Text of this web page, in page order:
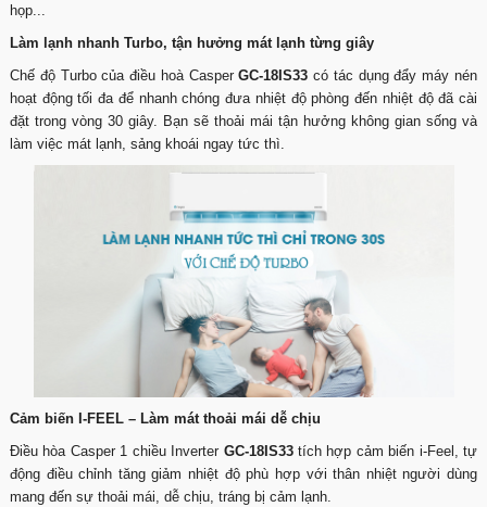
họp...
Làm lạnh nhanh Turbo, tận hưởng mát lạnh từng giây
Chế độ Turbo của điều hoà CasperGC-18IS33 có tác dụng đẩy máy nén
hoạt động tối đa để nhanh chóng đưa nhiệt độ phòng đến nhiệt độ đã cài
đặt trong vòng 30 giây. Bạn sẽ thoải mái tận hưởng không gian sống và
làm việc mát lạnh, sảng khoái ngay tức thì.
Cảm biến I-FEEL – Làm mát thoải mái dễ chịu
Điều hòa Casper 1 chiều Inverter GC-18IS33tích hợp cảm biến i-Feel, tự
động điều chỉnh tăng giảm nhiệt độ phù hợp với thân nhiệt người dùng
mang đến sự thoải mái, dễ chịu, tráng bị cảm lạnh.